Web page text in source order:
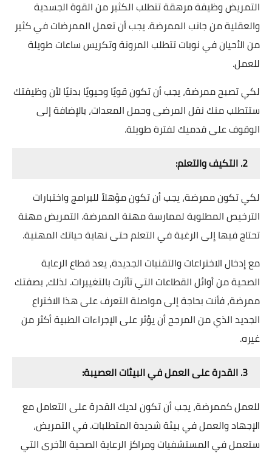
التمريض وظيفة مرهقة تتطلب الكثير من القوة الجسدية
والعقلية من جانب الممرضة. يجب أن تعمل الممرضات في كثير
من الأحيان في نوبات تتطلب المرونة وتكريس ساعات طويلة
للعمل.
لكي تصبح ممرضة، يجب أن تكون قويًا وحيويًا بدنيًا لأن وظيفتك
ستتطلب منك نقل المرضى وحمل المعدات، بالإضافة إلى
الوقوف على قدميك لفترة طويلة.
2. التكيف والتعلم:
لكي تكون ممرضة، يجب أن تكون مؤهلاً للبرامج واختبارات
الترخيص المطلوبة لممارسة مهنة الممرضة. التمريض مهنة
تحتاج فيها إلى الرغبة في التعلم حتى نهاية حياتك المهنية.
مع إدخال الاختراعات والتقنيات الجديدة، يعد قطاع الرعاية
الصحية من أوائل القطاعات التي تأثرت بالتغييرات. لذلك، بصفتك
ممرضة، فأنت بحاجة إلى مواصلة التعرف على هذا الاختراع
الجديد الذي من المرجح أن يؤثر على الإجراءات الطبية أكثر من
غيره.
3. القدرة على العمل في البيئات العصيبة:
للعمل كممرضة، يجب أن تكون لديك القدرة على التعامل مع
الإجهاد والعمل في بيئة شديدة المتطلبات. في التمريض،
ستعمل في المستشفيات ومراكز الرعاية الصحية الأخرى التي